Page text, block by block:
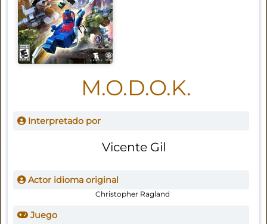
M.O.D.O.K.
Interpretado por
Vicente Gil
Actor idioma original
Christopher Ragland
Juego